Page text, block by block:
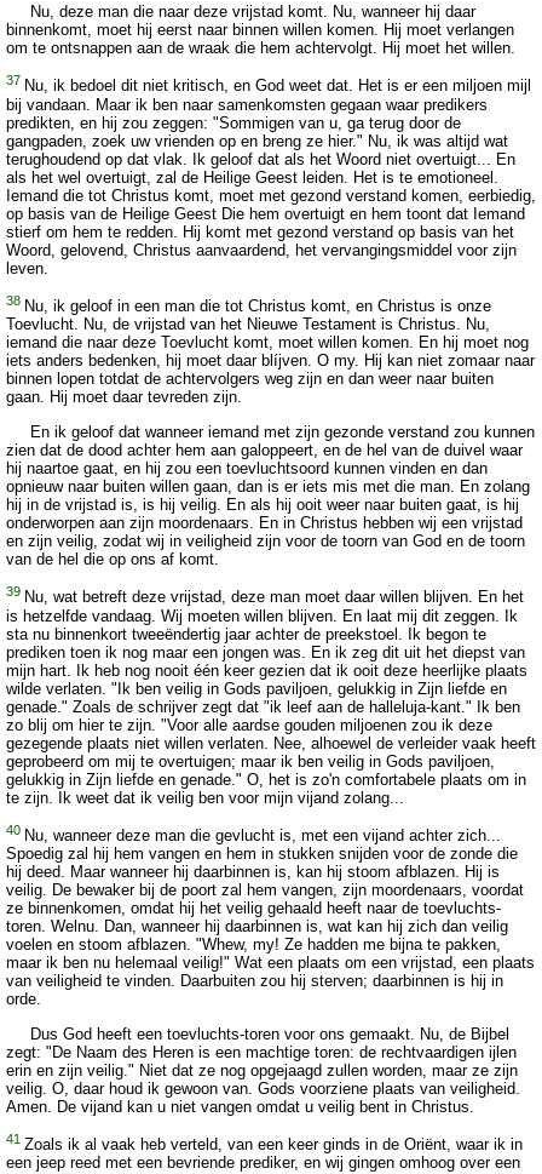
Nu, deze man die naar deze vrijstad komt. Nu, wanneer hij daar
binnenkomt, moet hij eerst naar binnen willen komen. Hij moet verlangen
om te ontsnappen aan de wraak die hem achtervolgt. Hij moet het willen.
37 Nu, ik bedoel dit niet kritisch, en God weet dat. Het is er een miljoen mijl
bij vandaan. Maar ik ben naar samenkomsten gegaan waar predikers
predikten, en hij zou zeggen: "Sommigen van u, ga terug door de
gangpaden, zoek uw vrienden op en breng ze hier." Nu, ik was altijd wat
terughoudend op dat vlak. Ik geloof dat als het Woord niet overtuigt... En
als het wel overtuigt, zal de Heilige Geest leiden. Het is te emotioneel.
Iemand die tot Christus komt, moet met gezond verstand komen, eerbiedig,
op basis van de Heilige Geest Die hem overtuigt en hem toont dat Iemand
stierf om hem te redden. Hij komt met gezond verstand op basis van het
Woord, gelovend, Christus aanvaardend, het vervangingsmiddel voor zijn
leven.
38 Nu, ik geloof in een man die tot Christus komt, en Christus is onze
Toevlucht. Nu, de vrijstad van het Nieuwe Testament is Christus. Nu,
iemand die naar deze Toevlucht komt, moet willen komen. En hij moet nog
iets anders bedenken, hij moet daar blíjven. O my. Hij kan niet zomaar naar
binnen lopen totdat de achtervolgers weg zijn en dan weer naar buiten
gaan. Hij moet daar tevreden zijn.
En ik geloof dat wanneer iemand met zijn gezonde verstand zou kunnen
zien dat de dood achter hem aan galoppeert, en de hel van de duivel waar
hij naartoe gaat, en hij zou een toevluchtsoord kunnen vinden en dan
opnieuw naar buiten willen gaan, dan is er iets mis met die man. En zolang
hij in de vrijstad is, is hij veilig. En als hij ooit weer naar buiten gaat, is hij
onderworpen aan zijn moordenaars. En in Christus hebben wij een vrijstad
en zijn veilig, zodat wij in veiligheid zijn voor de toorn van God en de toorn
van de hel die op ons af komt.
39 Nu, wat betreft deze vrijstad, deze man moet daar willen blijven. En het
is hetzelfde vandaag. Wij moeten willen blijven. En laat mij dit zeggen. Ik
sta nu binnenkort tweeëndertig jaar achter de preekstoel. Ik begon te
prediken toen ik nog maar een jongen was. En ik zeg dit uit het diepst van
mijn hart. Ik heb nog nooit één keer gezien dat ik ooit deze heerlijke plaats
wilde verlaten. "Ik ben veilig in Gods paviljoen, gelukkig in Zijn liefde en
genade." Zoals de schrijver zegt dat "ik leef aan de halleluja-kant." Ik ben
zo blij om hier te zijn. "Voor alle aardse gouden miljoenen zou ik deze
gezegende plaats niet willen verlaten. Nee, alhoewel de verleider vaak heeft
geprobeerd om mij te overtuigen; maar ik ben veilig in Gods paviljoen,
gelukkig in Zijn liefde en genade." O, het is zo'n comfortabele plaats om in
te zijn. Ik weet dat ik veilig ben voor mijn vijand zolang...
40 Nu, wanneer deze man die gevlucht is, met een vijand achter zich...
Spoedig zal hij hem vangen en hem in stukken snijden voor de zonde die
hij deed. Maar wanneer hij daarbinnen is, kan hij stoom afblazen. Hij is
veilig. De bewaker bij de poort zal hem vangen, zijn moordenaars, voordat
ze binnenkomen, omdat hij het veilig gehaald heeft naar de toevluchts-
toren. Welnu. Dan, wanneer hij daarbinnen is, wat kan hij zich dan veilig
voelen en stoom afblazen. "Whew, my! Ze hadden me bijna te pakken,
maar ik ben nu helemaal veilig!" Wat een plaats om een vrijstad, een plaats
van veiligheid te vinden. Daarbuiten zou hij sterven; daarbinnen is hij in
orde.
Dus God heeft een toevluchts-toren voor ons gemaakt. Nu, de Bijbel
zegt: "De Naam des Heren is een machtige toren: de rechtvaardigen ijlen
erin en zijn veilig." Niet dat ze nog opgejaagd zullen worden, maar ze zijn
veilig. O, daar houd ik gewoon van. Gods voorziene plaats van veiligheid.
Amen. De vijand kan u niet vangen omdat u veilig bent in Christus.
41 Zoals ik al vaak heb verteld, van een keer ginds in de Oriënt, waar ik in
een jeep reed met een bevriende prediker, en wij gingen omhoog over een